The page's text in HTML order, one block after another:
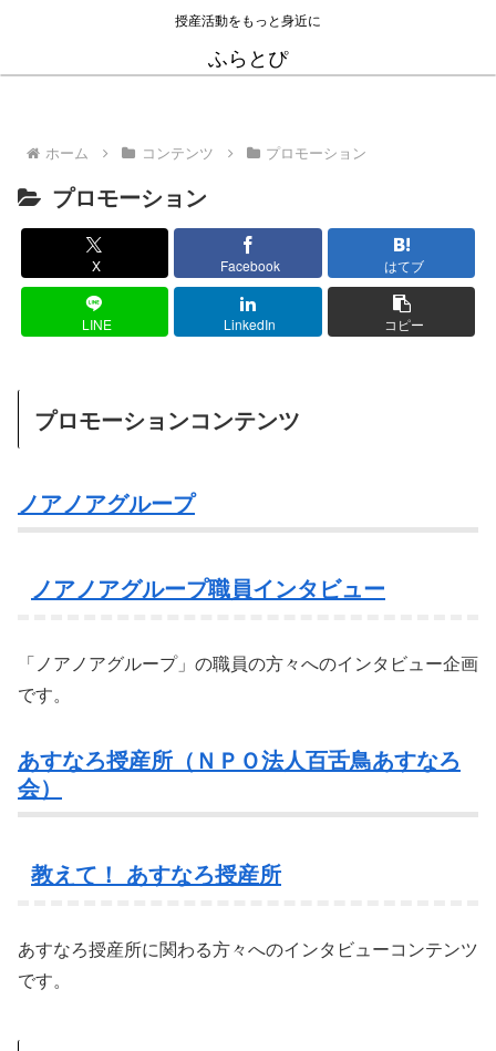
授産活動をもっと身近に
ふらとぴ
ホーム コンテンツ プロモーション
プロモーション
X Facebook はてブ
LINE LinkedIn コピー
プロモーションコンテンツ
ノアノアグループ
ノアノアグループ職員インタビュー
「ノアノアグループ」の職員の方々へのインタビュー企画
です。
あすなろ授産所（ＮＰＯ法人百舌鳥あすなろ
会）
教えて！ あすなろ授産所
あすなろ授産所に関わる方々へのインタビューコンテンツ
です。